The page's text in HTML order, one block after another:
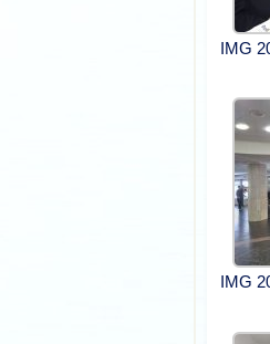
IMG
IMG